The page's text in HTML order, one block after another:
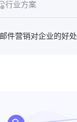
行业方案
件营销对企业的好处